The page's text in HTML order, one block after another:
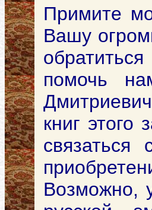
Примите
Вашу
помочь
книг этого
Возможно,